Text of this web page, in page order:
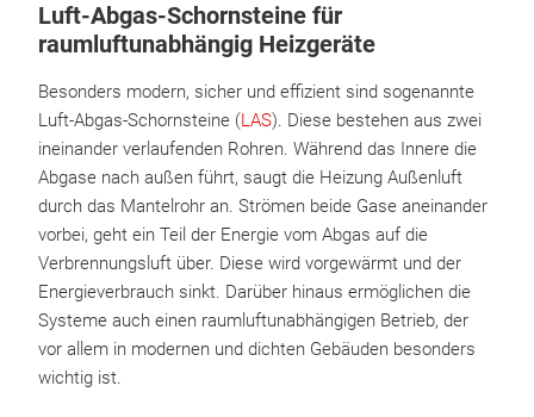
Luft-Abgas-Schornsteine für
raumluftunabhängig Heizgeräte
Besonders modern, sicher und effizient sind sogenannte
Luft-Abgas-Schornsteine (LAS). Diese bestehen aus zwei
ineinander verlaufenden Rohren. Während das Innere die
Abgase nach außen führt, saugt die Heizung Außenluft
durch das Mantelrohr an. Strömen beide Gase aneinander
vorbei, geht ein Teil der Energie vom Abgas auf die
Verbrennungsluft über. Diese wird vorgewärmt und der
Energieverbrauch sinkt. Darüber hinaus ermöglichen die
Systeme auch einen raumluftunabhängigen Betrieb, der
vor allem in modernen und dichten Gebäuden besonders
wichtig ist.